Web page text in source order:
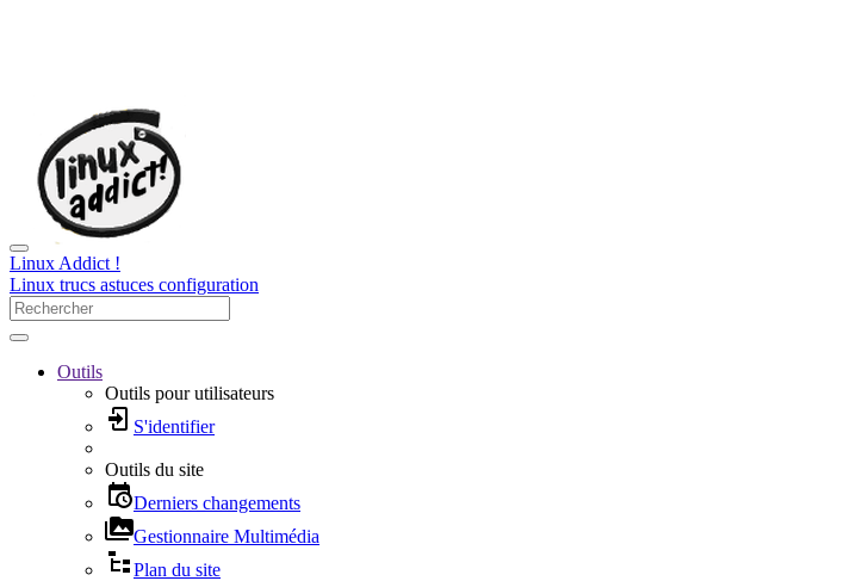
Linux Addict !
Linux trucs astuces configuration
Outils
Outils pour utilisateurs
S'identifier
Outils du site
Derniers changements
Gestionnaire Multimédia
Plan du site